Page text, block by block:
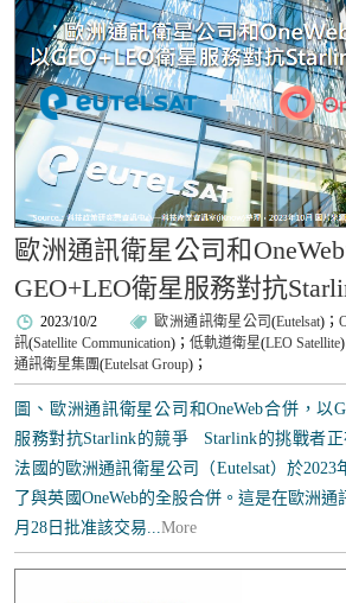
歐洲通訊衛星公司和
GEO+LEO衛星服務對抗
2023/10/2 歐洲通訊衛星公司(Eutelsat)；
訊(Satellite Communication)； 低軌道衛星(LEO Satellite
通訊衛星集團(Eutelsat Group)；
圖、歐洲通訊衛星公司和OneWeb合併，以
服務對抗Starlink的競爭 Starlink的挑戰者正
法國的歐洲通訊衛星公司（Eutelsat）於2023
了與英國OneWeb的全股合併。這是在歐洲
月28日批准該交易...More